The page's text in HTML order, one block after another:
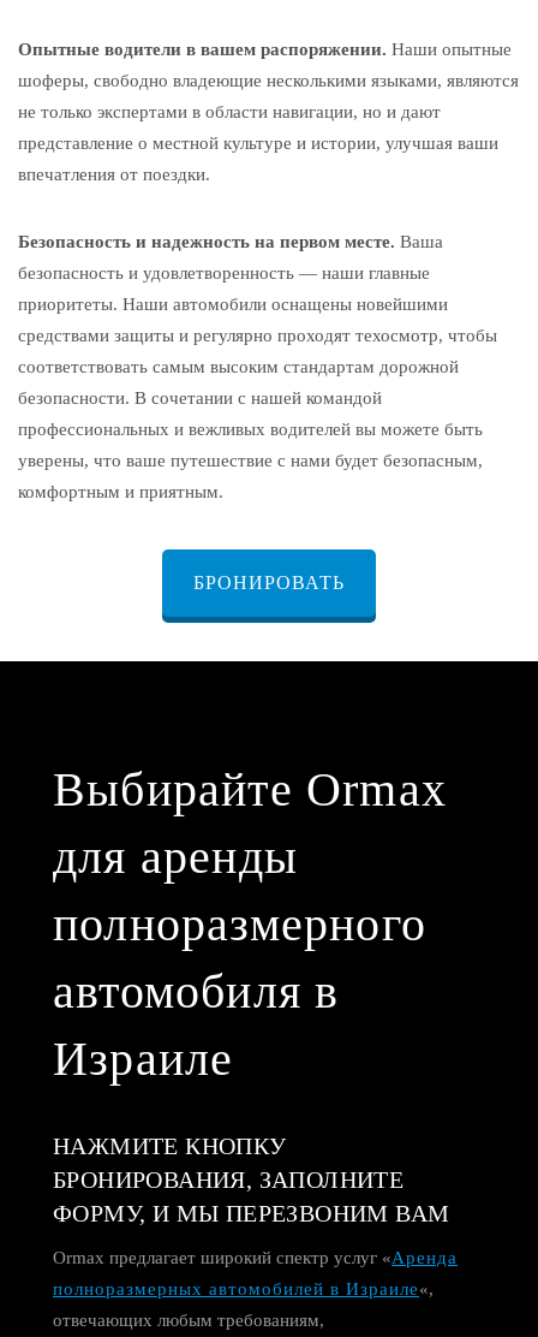
Опытные водители в вашем распоряжении. Наши опытные
шоферы, свободно владеющие несколькими языками, являются
не только экспертами в области навигации, но и дают
представление о местной культуре и истории, улучшая ваши
впечатления от поездки.
Безопасность и надежность на первом месте. Ваша
безопасность и удовлетворенность — наши главные
приоритеты. Наши автомобили оснащены новейшими
средствами защиты и регулярно проходят техосмотр, чтобы
соответствовать самым высоким стандартам дорожной
безопасности. В сочетании с нашей командой
профессиональных и вежливых водителей вы можете быть
уверены, что ваше путешествие с нами будет безопасным,
комфортным и приятным.
БРОНИРОВАТЬ
Выбирайте Ormax
для аренды
полноразмерного
автомобиля в
Израиле
НАЖМИТЕ КНОПКУ
БРОНИРОВАНИЯ, ЗАПОЛНИТЕ
ФОРМУ, И МЫ ПЕРЕЗВОНИМ ВАМ
Ormax предлагает широкий спектр услуг «Аренда
полноразмерных автомобилей в Израиле«,
отвечающих любым требованиям,